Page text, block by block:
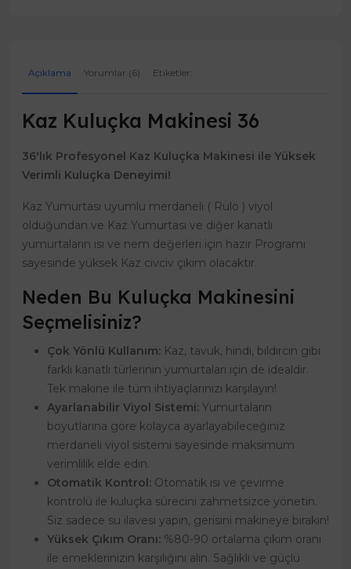
Açıklama Yorumlar (6) Etiketler:
Kaz Kuluçka Makinesi 36
36'lık Profesyonel Kaz Kuluçka Makinesi ile Yüksek
Verimli Kuluçka Deneyimi!
Kaz Yumurtası uyumlu merdaneli ( Rulo ) viyol
olduğundan ve Kaz Yumurtası ve diğer kanatlı
yumurtaların ısı ve nem değerleri için hazır Programı
sayesinde yüksek Kaz civciv çıkım olacaktır.
Neden Bu Kuluçka Makinesini
Seçmelisiniz?
Çok Yönlü Kullanım: Kaz, tavuk, hindi, bıldırcın gibi
farklı kanatlı türlerinin yumurtaları için de idealdir.
Tek makine ile tüm ihtiyaçlarınızı karşılayın!
Ayarlanabilir Viyol Sistemi: Yumurtaların
boyutlarına göre kolayca ayarlayabileceğiniz
merdaneli viyol sistemi sayesinde maksimum
verimlilik elde edin.
Otomatik Kontrol: Otomatik ısı ve çevirme
kontrolü ile kuluçka sürecini zahmetsizce yönetin.
Siz sadece su ilavesi yapın, gerisini makineye bırakın!
Yüksek Çıkım Oranı: %80-90 ortalama çıkım oranı
ile emeklerinizin karşılığını alın. Sağlıklı ve güçlü